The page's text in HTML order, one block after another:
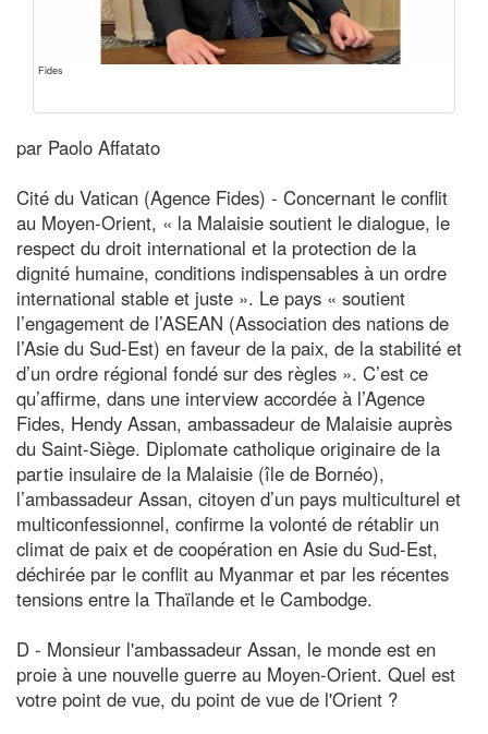
Fides
par Paolo Affatato
Cité du Vatican (Agence Fides) - Concernant le conflit
au Moyen-Orient, « la Malaisie soutient le dialogue, le
respect du droit international et la protection de la
dignité humaine, conditions indispensables à un ordre
international stable et juste ». Le pays « soutient
l’engagement de l’ASEAN (Association des nations de
l’Asie du Sud-Est) en faveur de la paix, de la stabilité et
d’un ordre régional fondé sur des règles ». C’est ce
qu’affirme, dans une interview accordée à l’Agence
Fides, Hendy Assan, ambassadeur de Malaisie auprès
du Saint-Siège. Diplomate catholique originaire de la
partie insulaire de la Malaisie (île de Bornéo),
l’ambassadeur Assan, citoyen d’un pays multiculturel et
multiconfessionnel, confirme la volonté de rétablir un
climat de paix et de coopération en Asie du Sud-Est,
déchirée par le conflit au Myanmar et par les récentes
tensions entre la Thaïlande et le Cambodge.
D - Monsieur l'ambassadeur Assan, le monde est en
proie à une nouvelle guerre au Moyen-Orient. Quel est
votre point de vue, du point de vue de l'Orient ?